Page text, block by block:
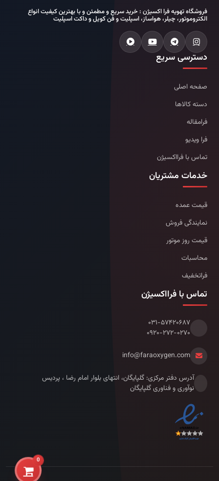
فروشگاه تهویه فرا اکسیژن : خرید سریع و مطمئن و با بهترین کیفیت انواع
الکتروموتور، چیلر، هواساز، اسپلیت و فن کویل و داکت اسپلیت
دسترسی سریع
صفحه اصلی
دسته کالاها
فرامقاله
فرا ویدیو
تماس با فرااکسیژن
خدمات مشتریان
قیمت عمده
نمایندگی فروش
قیمت روز موتور
محاسبات
فراتخفیف
تماس با فرااکسیژن
۰۳۱-۵۷۴۲۰۶۸۷
۰۹۲۰-۲۷۲-۰۲۷۰
info@faraoxygen.com
آدرس دفتر مرکزی: گلپایگان، انتهای بلوار امام رضا ، پردیس
نوآوری و فناوری گلپایگان
0